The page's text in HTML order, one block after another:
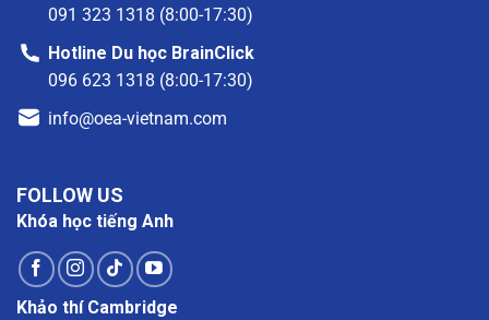
091 323 1318 (8:00-17:30)
Hotline Du học BrainClick
096 623 1318 (8:00-17:30)
info@oea-vietnam.com
FOLLOW US
Khóa học tiếng Anh
Khảo thí Cambridge